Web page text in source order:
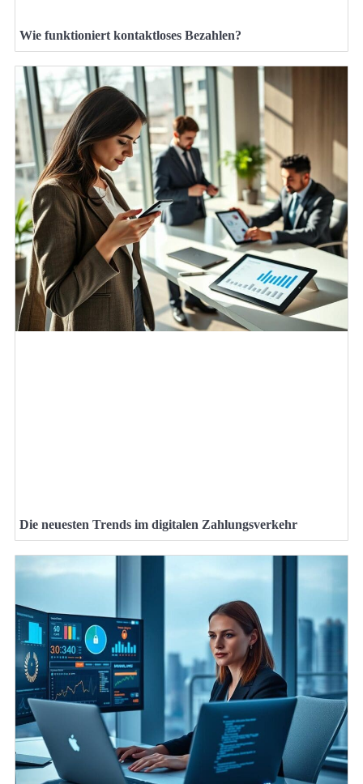
Wie funktioniert kontaktloses Bezahlen?
Die neuesten Trends im digitalen Zahlungsverkehr